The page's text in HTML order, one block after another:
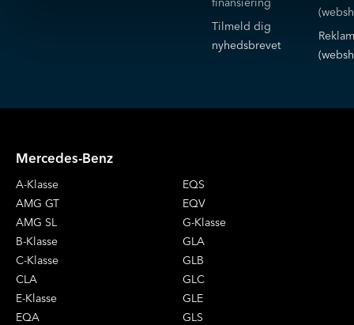
Tilmeld dig
nyhedsbrevet
Mercedes-Benz
A-Klasse
AMG GT
AMG SL
B-Klasse
C-Klasse
CLA
E-Klasse
EQA
EQS
EQV
G-Klasse
GLA
GLB
GLC
GLE
GLS